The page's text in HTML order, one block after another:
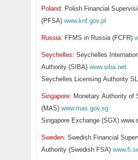
Poland: Polish Financial
(PFSA)www.knf.gov.pl
Russia: FFMS in Russia (FCFR)
Seychelles: Seychelles
Authority (SIBA)www.siba.net
Seychelles Licensing Authority
Singapore: Monetary Authority of
(MAS)www.mas.gov.sg
Singapore Exchange (SGX)
Sweden: Swedish Financial
Authority (Swedish FSA)